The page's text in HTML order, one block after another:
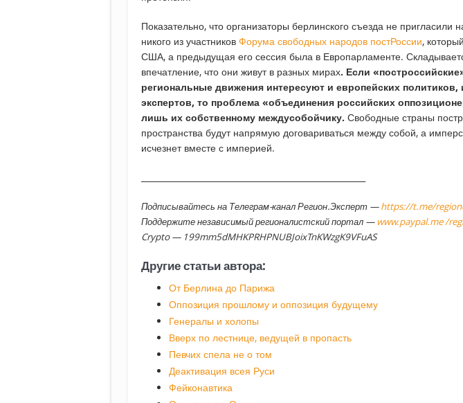
Показательно, что организаторы берлинского съезда не пригласили
никого из участников Форума свободных народов постРоссии,
США, а предыдущая его сессия была в Европарламенте.
впечатление, что они живут в разных мирах. Если
региональные движения интересуют и европейских политиков,
экспертов, то проблема «объединения российских
лишь их собственному междусобойчику. Свободные страны
пространства будут напрямую договариваться между собой, а
исчезнет вместе с империей.
Подписывайтесь на Телеграм-канал Регион.Эксперт —https://t.me/
Поддержите независимый регионалистский портал — www.paypal.me /
Crypto — 199mm5dMHKPRHPNUBJoixTnKWzgK9VFuAS
Другие статьи автора:
От Берлина до Парижа
Оппозиция прошлому и оппозиция будущему
Генералы и холопы
Вверх по лестнице, ведущей в пропасть
Певчих спела не о том
Деактивация всея Руси
Фейконавтика